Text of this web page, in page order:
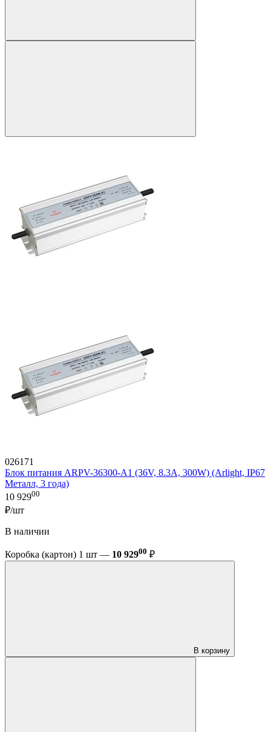
026171
Блок питания ARPV-36300-A1 (36V, 8.3A, 300W) (Arlight, IP67
Металл, 3 года)
10 92900
₽/шт
В наличии
Коробка (картон) 1 шт — 10 92900 ₽
В корзину